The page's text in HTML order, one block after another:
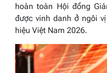
hoàn toàn Hội đồng
được vinh danh ở ngôi
hiệu Việt Nam 2026.